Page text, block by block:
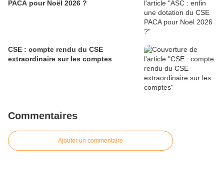
PACA pour Noël 2026 ?
CSE : compte rendu du CSE
extraordinaire sur les comptes
Commentaires
Ajouter un commentaire